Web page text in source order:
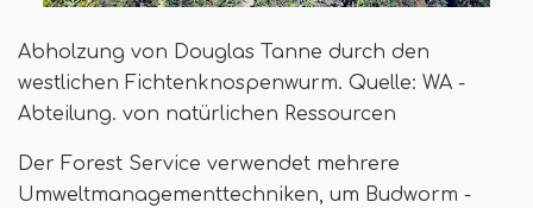
Abholzung von Douglas Tanne durch den
westlichen Fichtenknospenwurm. Quelle: WA -
Abteilung. von natürlichen Ressourcen
Der Forest Service verwendet mehrere
Umweltmanagementtechniken, um Budworm -